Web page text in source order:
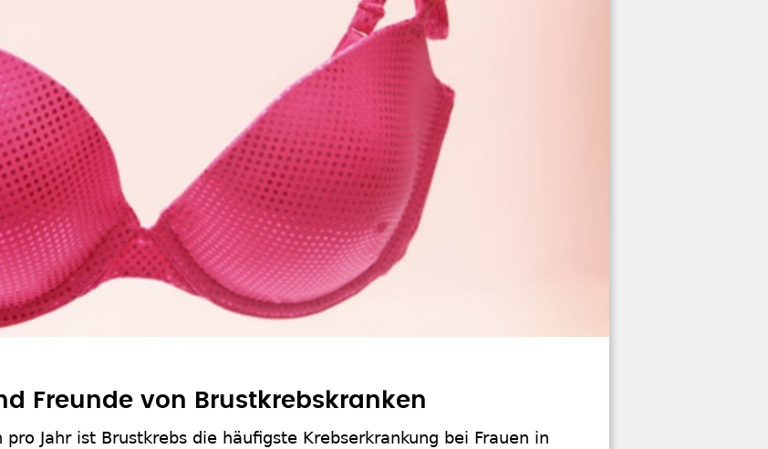
Freunde von Brustkrebskranken
Jahr ist Brustkrebs die häufigste Krebserkrankung bei Frauen in